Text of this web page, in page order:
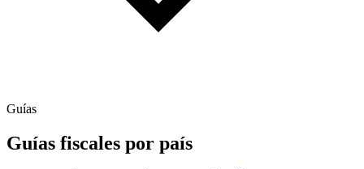
Guías
Guías fiscales por país